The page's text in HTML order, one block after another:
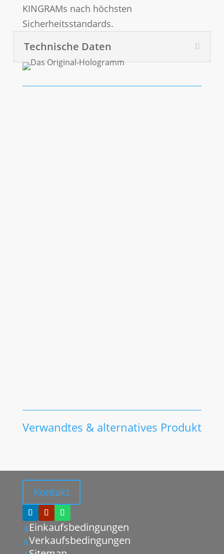
KINGRAMs nach höchsten
Sicherheitsstandards.
Technische Daten
Verwandtes & alternatives Produkt
A Einkaufsbedingungen
AVerkaufsbedingungen
Kontakt